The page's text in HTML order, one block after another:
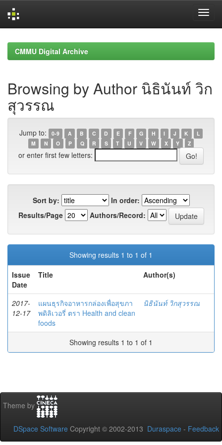
navigationCMMU Digital Archive
Browsing by Author นิธินันท์ วิก
สุวรรณ
Jump to: 0-9 A B C D E F G H I J K
L
M
N O P Q R S T U V W X Y Z
or enter first few letters:
Sort by:
In order:
Results/Page
Authors/Record:
Showing results 1 to 1 of 1
Issue
Date
Title Author(s)
2017-
12-17
แผนธุรกิจอาหารกล่องเพื่อสุขภา
พดิลิเวอรี่ ตรา Health and clean
foods
นิธินันท์ วิกสุวรรณ
Showing results 1 to 1 of 1
Theme by
DSpace Software Copyright © 2002-2013 Duraspace - Feedback